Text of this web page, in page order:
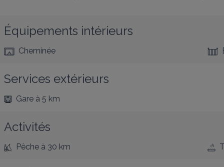
Équipements intérieurs
Cheminée
Services extérieurs
Gare à 5 km
Activités
Pêche à 30 km